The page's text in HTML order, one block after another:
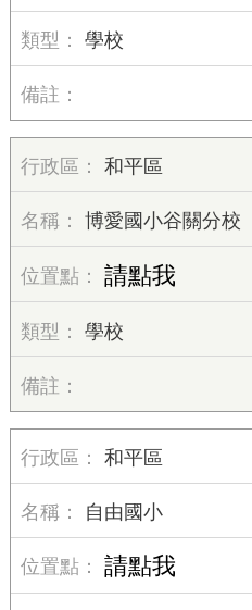
學校
和平區
博愛國小谷關分校
請點我
學校
和平區
自由國小
請點我